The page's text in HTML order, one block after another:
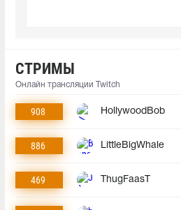
СТРИМЫ
Онлайн трансляции Twitch
908 HollywoodBob
886 LittleBigWhale
469 ThugFaasT